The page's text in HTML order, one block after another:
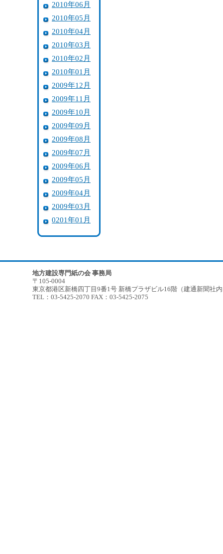
2010年06月
2010年05月
2010年04月
2010年03月
2010年02月
2010年01月
2009年12月
2009年11月
2009年10月
2009年09月
2009年08月
2009年07月
2009年06月
2009年05月
2009年04月
2009年03月
0201年01月
地方建設専門紙の会 事務局
〒105-0004
東京都港区新橋四丁目9番1号 新橋プラザビル16階（建通新聞社
TEL：03-5425-2070 FAX：03-5425-2075